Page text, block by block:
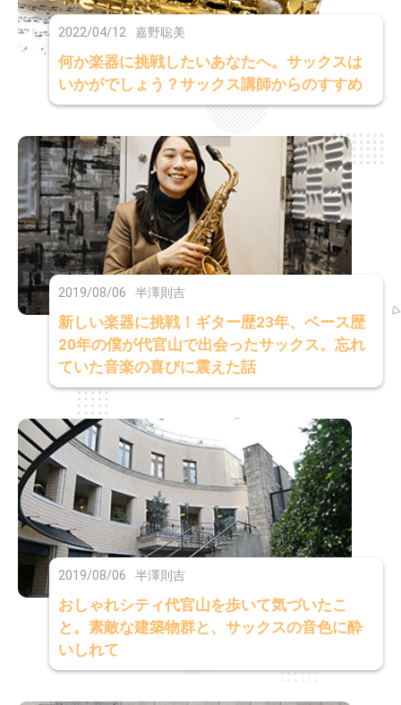
2022/04/12 嘉野聡美
何か楽器に挑戦したいあなたへ。サックスは
いかがでしょう？サックス講師からのすすめ
2019/08/06 半澤則吉
新しい楽器に挑戦！ギター歴23年、ベース歴
20年の僕が代官山で出会ったサックス。忘れ
ていた音楽の喜びに震えた話
2019/08/06 半澤則吉
おしゃれシティ代官山を歩いて気づいたこ
と。素敵な建築物群と、サックスの音色に酔
いしれて